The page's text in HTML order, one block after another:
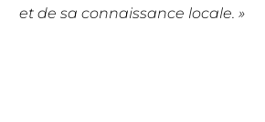
et de sa connaissance locale. »